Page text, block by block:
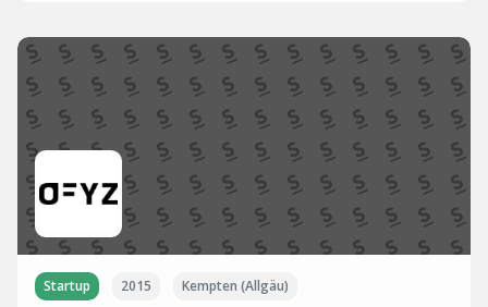
Startup 2015 Kempten (Allgäu)